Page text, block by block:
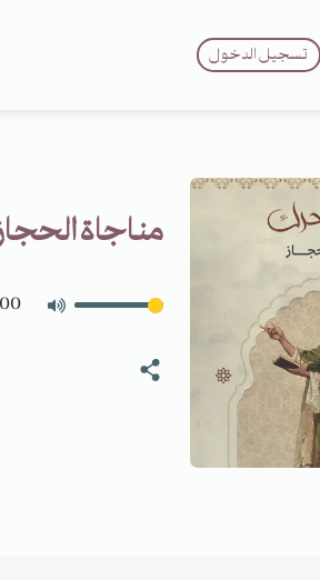
تسجيل الدخول
مناجاة